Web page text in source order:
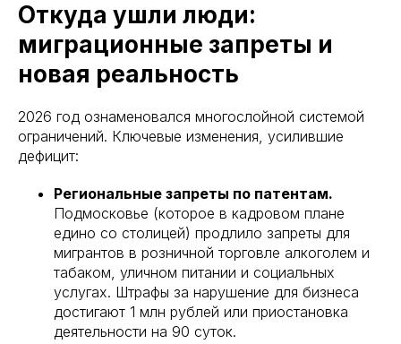
Откуда ушли люди:
миграционные запреты и
новая реальность
2026 год ознаменовался многослойной системой
ограничений. Ключевые изменения, усилившие
дефицит:
Региональные запреты по патентам.
Подмосковье (которое в кадровом плане
едино со столицей) продлило запреты для
мигрантов в розничной торговле алкоголем и
табаком, уличном питании и социальных
услугах. Штрафы за нарушение для бизнеса
достигают 1 млн рублей или приостановка
деятельности на 90 суток.